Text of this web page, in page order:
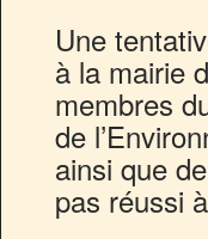
Une
à la mairie
membres
de
ainsi que
pas réussi